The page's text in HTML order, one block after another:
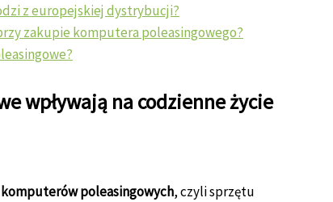
z europejskiej dystrybucji?
zakupie komputera poleasingowego?
wpływają na codzienne życie
komputerów poleasingowych, czyli sprzętu